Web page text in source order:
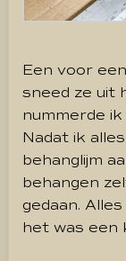
Een voor
sneed ze uit
nummerde
Nadat ik
behanglijm
behangen
gedaan.
het was een